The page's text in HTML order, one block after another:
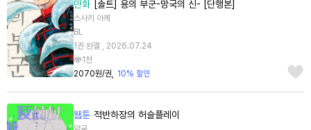
만화 [솔트] 용의 부군-망국의 신- [단행본]
스사키 아케
BL
1권 완결 , 2026.07.24
1천
2070원/권
10% 할인
웹툰 적반하장의 허슬플레이